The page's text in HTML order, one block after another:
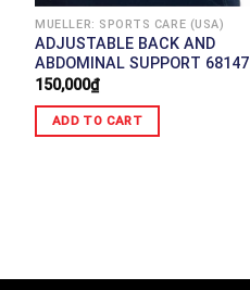
MUELLER: SPORTS CARE (USA)
ADJUSTABLE BACK AND
ABDOMINAL SUPPORT 68147
150,000₫
ADD TO CART